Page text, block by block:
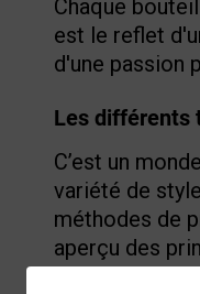
Chaque
est le reflet
d'une passion
Les différents
C’est un
variété de
méthodes de
aperçu des